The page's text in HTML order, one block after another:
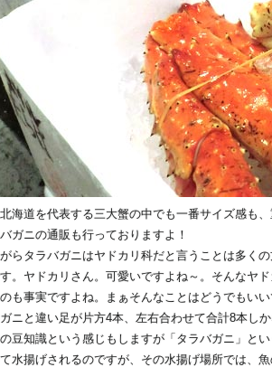
海道を代表する三大蟹の中でも一番サイズ感も
ガニの通販も行っておりますよ！
らタラバガニはヤドカリ科だと言うことは多く
。ヤドカリさん。可愛いですよね～。そんなヤ
も事実ですよね。まぁそんなことはどうでもい
ニと違い足が片方4本、左右合わせて合計8本し
豆知識という感じもしますが「タラバガニ」と
水揚げされるのですが、その水揚げ場所では、